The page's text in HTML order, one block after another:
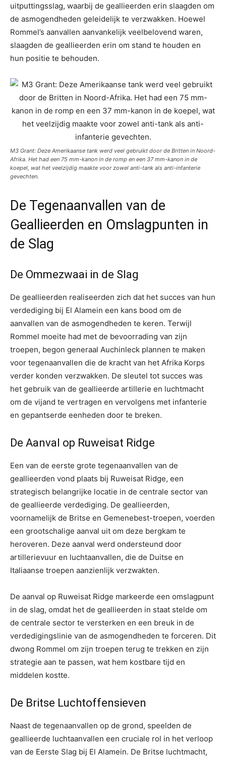
uitputtingsslag, waarbij de geallieerden erin slaagden om
de asmogendheden geleidelijk te verzwakken. Hoewel
Rommel’s aanvallen aanvankelijk veelbelovend waren,
slaagden de geallieerden erin om stand te houden en
hun positie te behouden.
M3 Grant: Deze Amerikaanse tank werd veel gebruikt door de Britten in Noord-
Afrika. Het had een 75 mm-kanon in de romp en een 37 mm-kanon in de
koepel, wat het veelzijdig maakte voor zowel anti-tank als anti-infanterie
gevechten.
De Tegenaanvallen van de
Geallieerden en Omslagpunten in
de Slag
De Ommezwaai in de Slag
De geallieerden realiseerden zich dat het succes van hun
verdediging bij El Alamein een kans bood om de
aanvallen van de asmogendheden te keren. Terwijl
Rommel moeite had met de bevoorrading van zijn
troepen, begon generaal Auchinleck plannen te maken
voor tegenaanvallen die de kracht van het Afrika Korps
verder konden verzwakken. De sleutel tot succes was
het gebruik van de geallieerde artillerie en luchtmacht
om de vijand te vertragen en vervolgens met infanterie
en gepantserde eenheden door te breken.
De Aanval op Ruweisat Ridge
Een van de eerste grote tegenaanvallen van de
geallieerden vond plaats bij Ruweisat Ridge, een
strategisch belangrijke locatie in de centrale sector van
de geallieerde verdediging. De geallieerden,
voornamelijk de Britse en Gemenebest-troepen, voerden
een grootschalige aanval uit om deze bergkam te
heroveren. Deze aanval werd ondersteund door
artillerievuur en luchtaanvallen, die de Duitse en
Italiaanse troepen aanzienlijk verzwakten.
De aanval op Ruweisat Ridge markeerde een omslagpunt
in de slag, omdat het de geallieerden in staat stelde om
de centrale sector te versterken en een breuk in de
verdedigingslinie van de asmogendheden te forceren. Dit
dwong Rommel om zijn troepen terug te trekken en zijn
strategie aan te passen, wat hem kostbare tijd en
middelen kostte.
De Britse Luchtoffensieven
Naast de tegenaanvallen op de grond, speelden de
geallieerde luchtaanvallen een cruciale rol in het verloop
van de Eerste Slag bij El Alamein. De Britse luchtmacht,